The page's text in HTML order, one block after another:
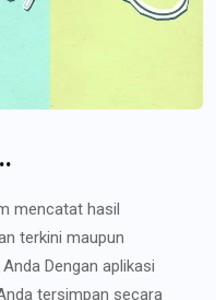
mencatat hasil
terkini maupun
Dengan aplikasi
tersimpan secara